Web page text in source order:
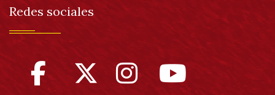
Redes sociales